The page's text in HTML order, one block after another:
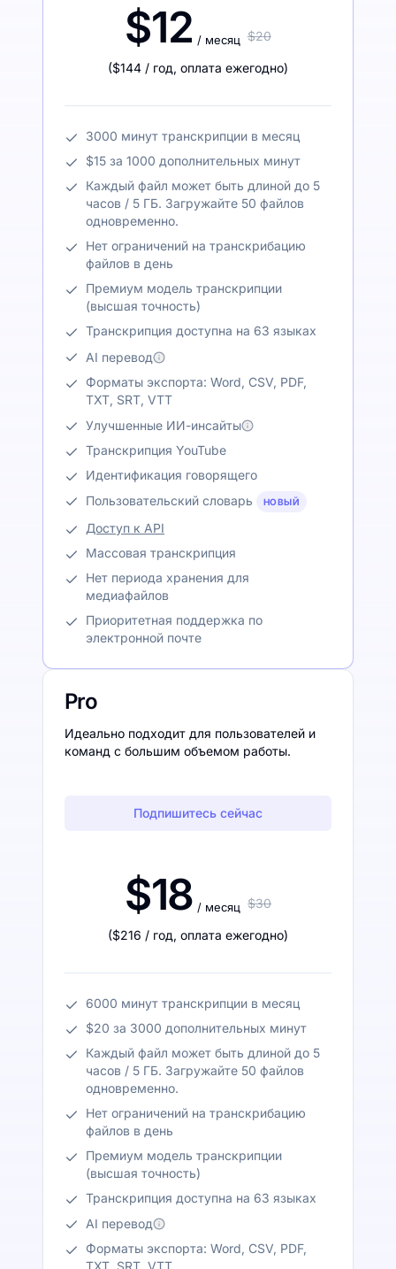
$12 / месяц $20
($144 / год, оплата ежегодно)
3000 минут транскрипции в месяц
$15 за 1000 дополнительных минут
Каждый файл может быть длиной до 5
часов / 5 ГБ. Загружайте 50 файлов
одновременно.
Нет ограничений на транскрибацию
файлов в день
Премиум модель транскрипции
(высшая точность)
Транскрипция доступна на 63 языках
AI перевод
Форматы экспорта: Word, CSV, PDF,
TXT, SRT, VTT
Улучшенные ИИ-инсайты
Транскрипция YouTube
Идентификация говорящего
Пользовательский словарь
НОВЫЙ
Доступ к API
Массовая транскрипция
Нет периода хранения для
медиафайлов
Приоритетная поддержка по
электронной почте
Pro
Идеально подходит для пользователей и
команд с большим объемом работы.
Подпишитесь сейчас
$18 / месяц $30
($216 / год, оплата ежегодно)
6000 минут транскрипции в месяц
$20 за 3000 дополнительных минут
Каждый файл может быть длиной до 5
часов / 5 ГБ. Загружайте 50 файлов
одновременно.
Нет ограничений на транскрибацию
файлов в день
Премиум модель транскрипции
(высшая точность)
Транскрипция доступна на 63 языках
AI перевод
Форматы экспорта: Word, CSV, PDF,
TXT, SRT, VTT